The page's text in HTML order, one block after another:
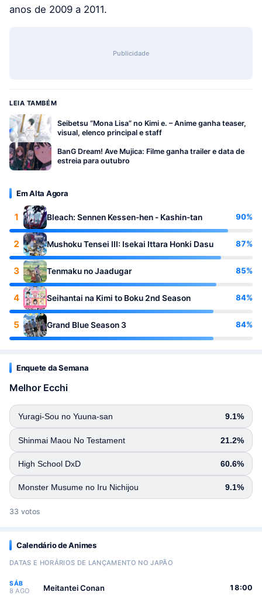
anos de 2009 a 2011.
Publicidade
LEIA TAMBÉM
Seibetsu “Mona Lisa” no Kimi e. – Anime ganha teaser,
visual, elenco principal e staff
BanG Dream! Ave Mujica: Filme ganha trailer e data de
estreia para outubro
Em Alta Agora
1 Bleach: Sennen Kessen-hen - Kashin-tan 90%
2 Mushoku Tensei III: Isekai Ittara Honki Dasu 87%
3 Tenmaku no Jaadugar 85%
4 Seihantai na Kimi to Boku 2nd Season 84%
5 Grand Blue Season 3 84%
Enquete da Semana
Melhor Ecchi
Yuragi-Sou no Yuuna-san 9.1%
Shinmai Maou No Testament 21.2%
High School DxD 60.6%
Monster Musume no Iru Nichijou 9.1%
33 votos
Calendário de Animes
DATAS E HORÁRIOS DE LANÇAMENTO NO JAPÃO
SÁB
8 AGO Meitantei Conan 18:00